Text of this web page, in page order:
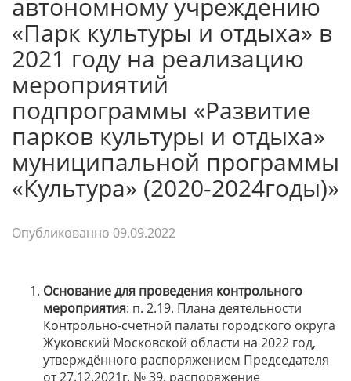
автономному учреждению
«Парк культуры и отдыха» в
2021 году на реализацию
мероприятий
подпрограммы «Развитие
парков культуры и отдыха»
муниципальной программы
«Культура» (2020-2024годы)»
Опубликованно 09.09.2022
Основание для проведения контрольного
мероприятия: п. 2.19. Плана деятельности
Контрольно-счетной палаты городского округа
Жуковский Московской области на 2022 год,
утверждённого распоряжением Председателя
от 27.12.2021г. № 39, распоряжение